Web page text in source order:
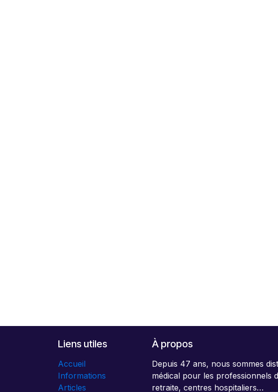
Liens utiles
Accueil
Informations
Articles
À propos
Depuis 47 ans, nous sommes
médical pour les professionnels
retraite, centres hospitaliers…